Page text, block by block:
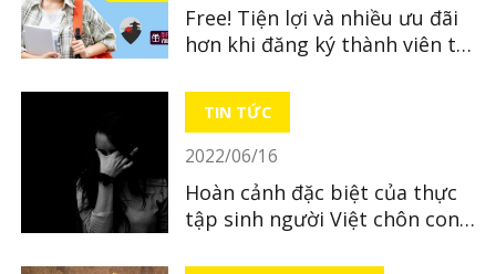
Free! Tiện lợi và nhiều ưu đãi
hơn khi đăng ký thành viên tại
TIN TỨC
2022/06/16
Hoàn cảnh đặc biệt của thực
tập sinh người Việt chôn con